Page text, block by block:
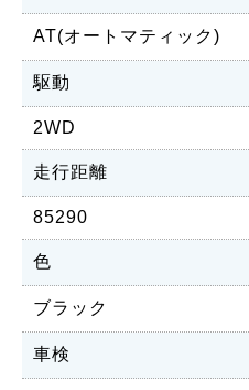
AT(オートマティック)
駆動
2WD
走行距離
85290
色
ブラック
車検